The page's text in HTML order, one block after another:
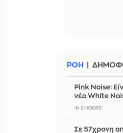
ΡΟΗ
Pink Noise:
νέο White
IN 2 HOURS
Σε 57χρονη